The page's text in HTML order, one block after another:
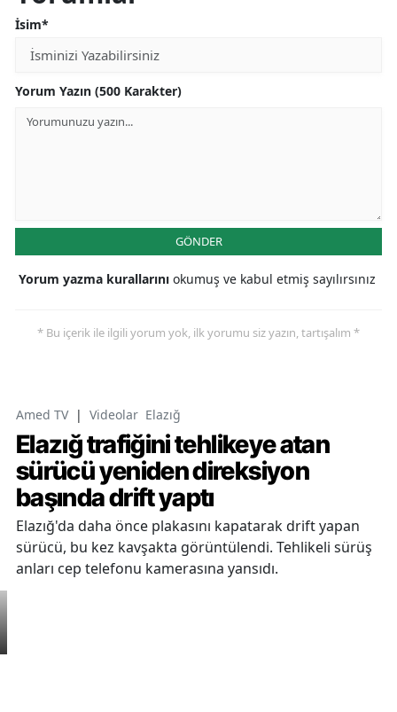
İsim*
Yorum Yazın (500 Karakter)
GÖNDER
Yorum yazma kurallarını okumuş ve kabul etmiş sayılırsınız
* Bu içerik ile ilgili yorum yok, ilk yorumu siz yazın, tartışalım *
Amed TV | Videolar Elazığ
Elazığ trafiğini tehlikeye atan
sürücü yeniden direksiyon
başında drift yaptı
Elazığ'da daha önce plakasını kapatarak drift yapan
sürücü, bu kez kavşakta görüntülendi. Tehlikeli sürüş
anları cep telefonu kamerasına yansıdı.